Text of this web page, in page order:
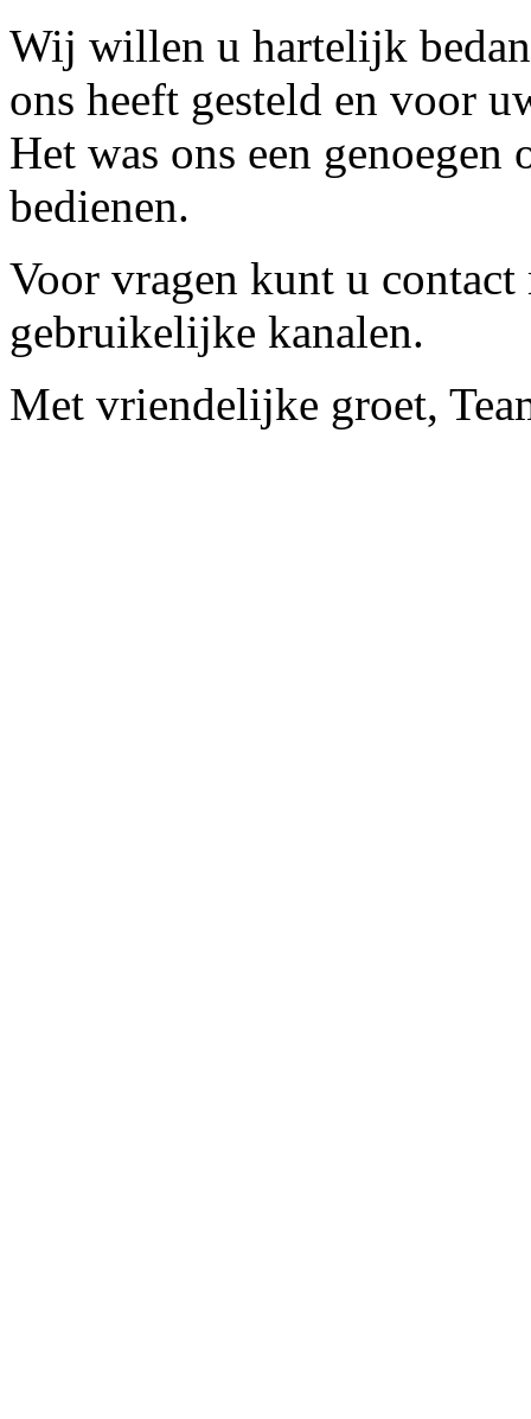
Wij willen u hartelijk
ons heeft gesteld en voor
Het was ons een
bedienen.
Voor vragen kunt u contact
gebruikelijke kanalen.
Met vriendelijke groet,